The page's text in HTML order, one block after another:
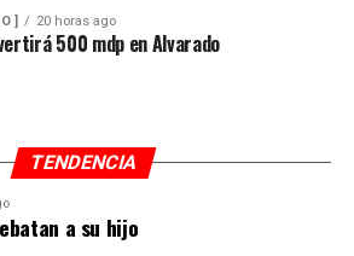
] 20 horas ago
500 mdp en Alvarado
TENDENCIA
a su hijo